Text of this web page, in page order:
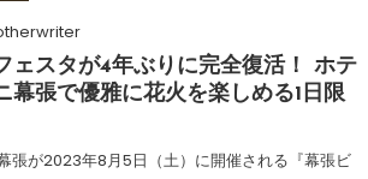
ェスタが4年ぶりに完全復活！ ホテ
幕張で優雅に花火を楽しめる1日限
張が2023年8月5日（土）に開催される『幕張ビ